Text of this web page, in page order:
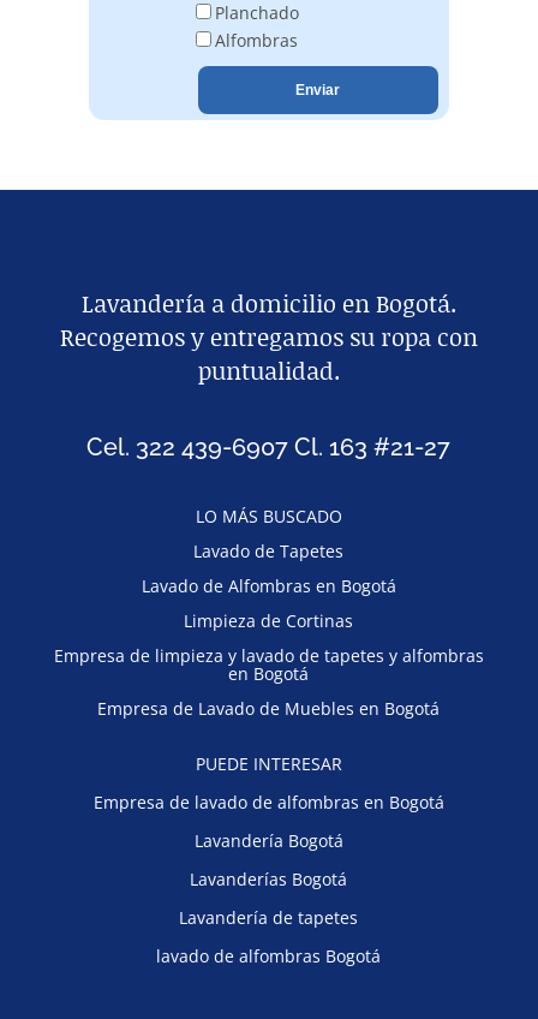
Planchado
Alfombras
Lavandería a domicilio en Bogotá.
Recogemos y entregamos su ropa con
puntualidad.
Cel. 322 439-6907 Cl. 163 #21-27
LO MÁS BUSCADO
Lavado de Tapetes
Lavado de Alfombras en Bogotá
Limpieza de Cortinas
Empresa de limpieza y lavado de tapetes y alfombras
en Bogotá
Empresa de Lavado de Muebles en Bogotá
PUEDE INTERESAR
Empresa de lavado de alfombras en Bogotá
Lavandería Bogotá
Lavanderías Bogotá
Lavandería de tapetes
lavado de alfombras Bogotá